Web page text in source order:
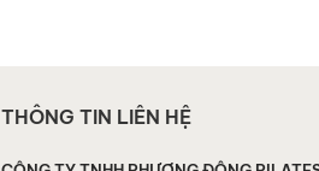
THÔNG TIN LIÊN HỆ